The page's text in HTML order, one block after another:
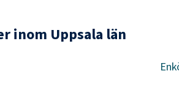
inom Uppsala län